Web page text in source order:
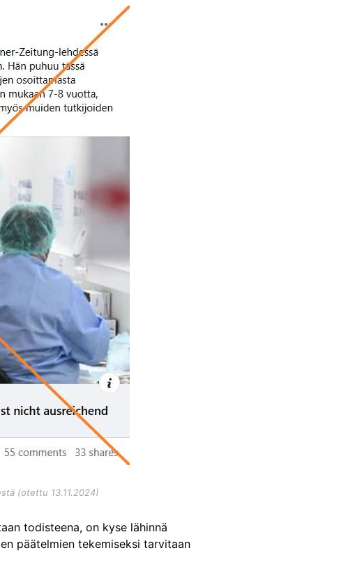
(otettu 13.11.2024)
todisteena, on kyse lähinnä
päätelmien tekemiseksi tarvitaan